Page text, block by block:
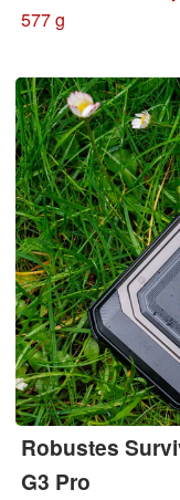
massiv aus, dass
Update:
577 g
Robustes
G3 Pro